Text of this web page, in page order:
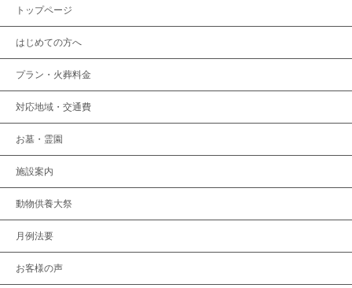
トップページ
はじめての方へ
プラン・火葬料金
対応地域・交通費
お墓・霊園
施設案内
動物供養大祭
月例法要
お客様の声